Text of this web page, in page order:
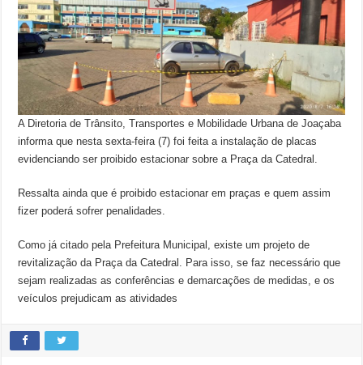
A Diretoria de Trânsito, Transportes e Mobilidade Urbana de Joaçaba
informa que nesta sexta-feira (7) foi feita a instalação de placas
evidenciando ser proibido estacionar sobre a Praça da Catedral.
Ressalta ainda que é proibido estacionar em praças e quem assim
fizer poderá sofrer penalidades.
Como já citado pela Prefeitura Municipal, existe um projeto de
revitalização da Praça da Catedral. Para isso, se faz necessário que
sejam realizadas as conferências e demarcações de medidas, e os
veículos prejudicam as atividades